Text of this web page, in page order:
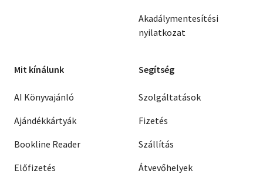
Akadálymentesítési
nyilatkozat
Mit kínálunk
AI Könyvajánló
Ajándékkártyák
Bookline Reader
Előfizetés
Segítség
Szolgáltatások
Fizetés
Szállítás
Átvevőhelyek